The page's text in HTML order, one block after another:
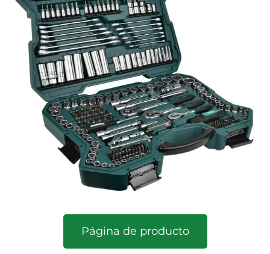
Página de producto